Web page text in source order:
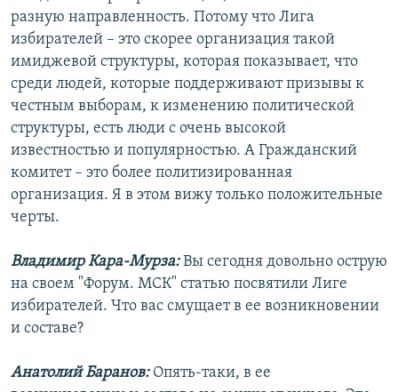
разную направленность. Потому что Лига
избирателей – это скорее организация такой
имиджевой структуры, которая показывает, что
среди людей, которые поддерживают призывы к
честным выборам, к изменению политической
структуры, есть люди с очень высокой
известностью и популярностью. А Гражданский
комитет – это более политизированная
организация. Я в этом вижу только положительные
черты.
Владимир Кара-Мурза:Вы сегодня довольно острую
на своем "Форум. МСК" статью посвятили Лиге
избирателей. Что вас смущает в ее возникновении
и составе?
Анатолий Баранов:Опять-таки, в ее